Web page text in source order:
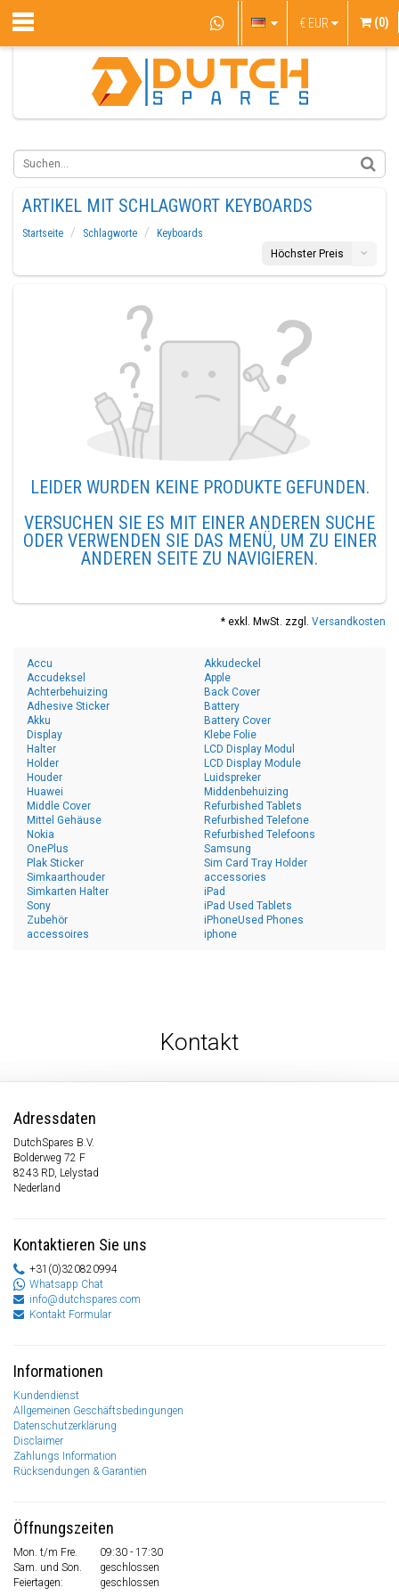
€ EUR (0)
ARTIKEL MIT SCHLAGWORT KEYBOARDS
Startseite Schlagworte
Keyboards
Höchster Preis
LEIDER WURDEN KEINE PRODUKTE GEFUNDEN.
VERSUCHEN SIE ES MIT EINER ANDEREN SUCHE
ODER VERWENDEN SIE DAS MENÜ, UM ZU EINER
ANDEREN SEITE ZU NAVIGIEREN.
* exkl. MwSt. zzgl. Versandkosten
Accu
Accudeksel
Achterbehuizing
Adhesive Sticker
Akku
Akkudeckel
Apple
Back Cover
Battery
Battery Cover
Display
Halter
Holder
Houder
Huawei
Klebe Folie
LCD Display Modul
LCD Display Module
Luidspreker
Middenbehuizing
Middle Cover
Mittel Gehäuse
Nokia
OnePlus
Plak Sticker
Refurbished Tablets
Refurbished Telefone
Refurbished Telefoons
Samsung
Sim Card Tray Holder
Simkaarthouder
Simkarten Halter
Sony
Zubehör
accessoires
accessories
iPad
iPad Used Tablets
iPhoneUsed Phones
iphone
Kontakt
Adressdaten
DutchSpares B.V.
Bolderweg 72 F
8243 RD, Lelystad
Nederland
Kontaktieren Sie uns
+31(0)320820994
Whatsapp Chat
info@dutchspares.com
Kontakt Formular
Informationen
Kundendienst
Allgemeinen Geschäftsbedingungen
Datenschutzerklärung
Disclaimer
Zahlungs Information
Rücksendungen & Garantien
Öffnungszeiten
Mon. t/m Fre.
09:30 - 17:30
Sam. und Son.
geschlossen
Feiertagen:
geschlossen